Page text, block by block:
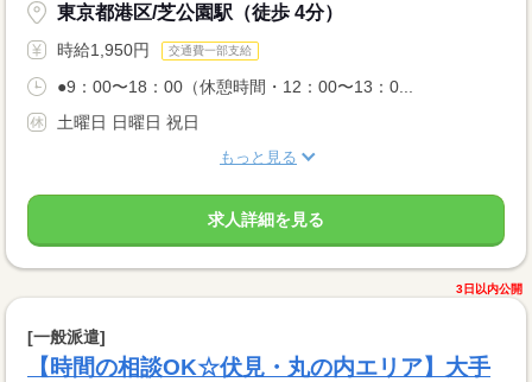
東京都港区/芝公園駅（徒歩 4分）
時給1,950円 交通費一部支給
●9：00〜18：00（休憩時間・12：00〜13：0...
土曜日 日曜日 祝日
もっと見る
求人詳細を見る
3日以内公開
[一般派遣]
【時間の相談OK☆伏見・丸の内エリア】大手